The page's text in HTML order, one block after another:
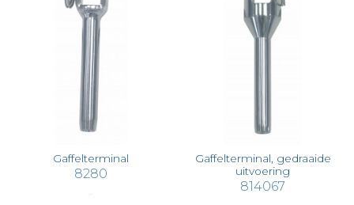
Gaffelterminal
8280
Gaffelterminal, gedraaide
uitvoering
814067